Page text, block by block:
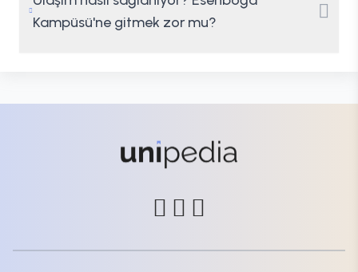
Kampüsü'ne gitmek zor mu?